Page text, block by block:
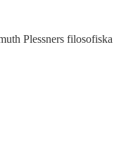
Plessners filosofiska